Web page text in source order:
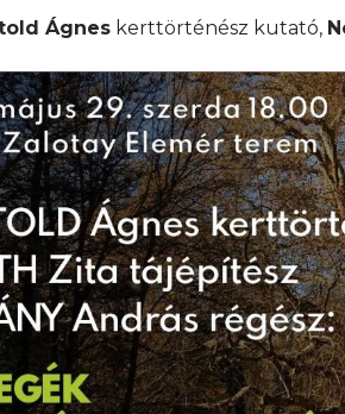
Ágnes kerttörténész kutató,